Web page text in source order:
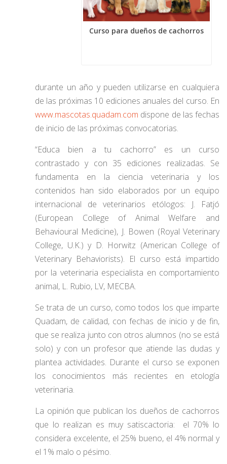
Curso para dueños de cachorros
durante un año y pueden utilizarse en cualquiera
de las próximas 10 ediciones anuales del curso. En
www.mascotas.quadam.com dispone de las fechas
de inicio de las próximas convocatorias.
“Educa bien a tu cachorro” es un curso
contrastado y con 35 ediciones realizadas. Se
fundamenta en la ciencia veterinaria y los
contenidos han sido elaborados por un equipo
internacional de veterinarios etólogos: J. Fatjó
(European College of Animal Welfare and
Behavioural Medicine), J. Bowen (Royal Veterinary
College, U.K.) y D. Horwitz (American College of
Veterinary Behaviorists). El curso está impartido
por la veterinaria especialista en comportamiento
animal, L. Rubio, LV, MECBA.
Se trata de un curso, como todos los que imparte
Quadam, de calidad, con fechas de inicio y de fin,
que se realiza junto con otros alumnos (no se está
solo) y con un profesor que atiende las dudas y
plantea actividades. Durante el curso se exponen
los conocimientos más recientes en etología
veterinaria.
La opinión que publican los dueños de cachorros
que lo realizan es muy satiscactoria: el 70% lo
considera excelente, el 25% bueno, el 4% normal y
el 1% malo o pésimo.